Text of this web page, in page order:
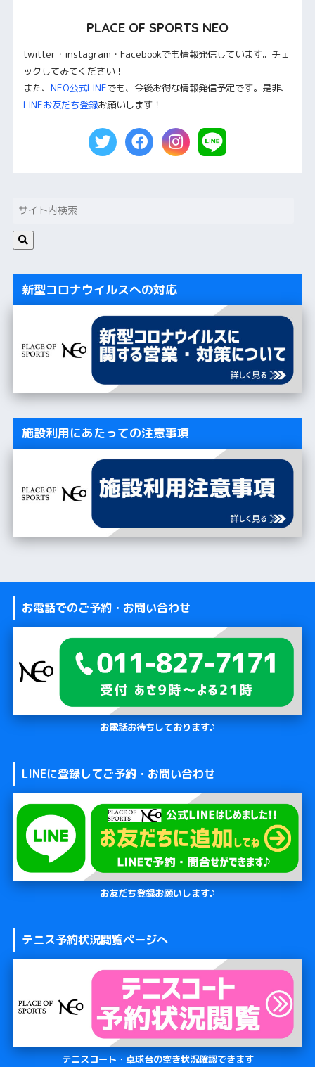
PLACE OF SPORTS NEO
twitter・instagram・Facebookでも情報発信しています。チェ
ックしてみてください！
また、 NEO公式LINEでも、今後お得な情報発信予定です。是非、
LINEお友だち登録お願いします！
新型コロナウイルスへの対応
施設利用にあたっての注意事項
お電話でのご予約・お問い合わせ
お電話お待ちしております♪
LINEに登録してご予約・お問い合わせ
お友だち登録お願いします♪
テニス予約状況閲覧ページへ
テニスコート・卓球台の空き状況確認できます